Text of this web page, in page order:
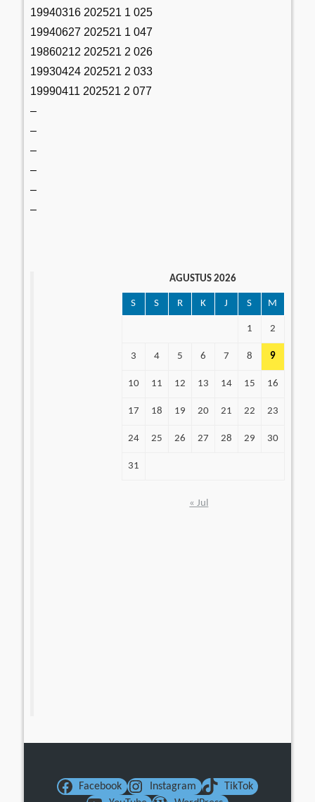
19940316 202521 1 025
19940627 202521 1 047
19860212 202521 2 026
19930424 202521 2 033
19990411 202521 2 077
–
–
–
–
–
–
AGUSTUS 2026
S S R K J S M
1 2
3 4 5 6 7 8 9
10 11 12 13 14 15 16
17 18 19 20 21 22 23
24 25 26 27 28 29 30
31
« Jul
Facebook Instagram
TikTok